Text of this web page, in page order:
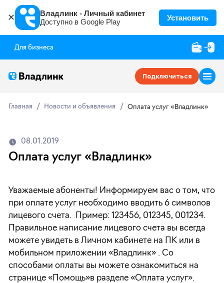
✕
Владлинк - Личный кабинет
Доступно в Google Play
Установить
Для бизнеса
Подключиться
Главная Новости и объявления Оплата услуг «Владлинк»
08.01.2019
Оплата услуг «Владлинк»
Уважаемые абоненты! Информируем вас о том, что
при оплате услуг необходимо вводить 6 символов
лицевого счета. Пример: 123456, 012345, 001234.
Правильное написание лицевого счета вы всегда
можете увидеть в Личном кабинете на ПК или в
мобильном приложении «Владлинк» . Со
способами оплаты вы можете ознакомиться на
странице «Помощь»в разделе «Оплата услуг».